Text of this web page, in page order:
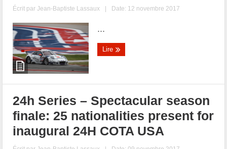
Écrit parJean-Baptiste Lassaux | Date: 12 novembre 2017
...
Lire
24h Series – Spectacular season
finale: 25 nationalities present for
inaugural 24H COTA USA